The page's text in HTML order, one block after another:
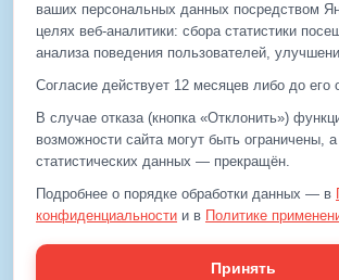
+7
512-00-11
Email:info@eds-korolev.ru
ваших персональных данных посредством
целях веб‑аналитики: сбора статистики
анализа поведения пользователей,
Согласие действует 12 месяцев либо до его
В случае отказа (кнопка «Отклонить»)
возможности сайта могут быть ограничены,
статистических данных — прекращён.
Подробнее о порядке обработки данных — в
конфиденциальности и в Политике
Принять